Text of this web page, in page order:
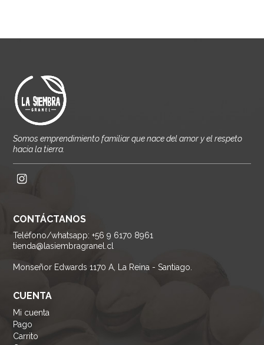
Somos emprendimiento familiar que nace del amor y el respeto
hacia la tierra.
CONTÁCTANOS
Teléfono/whatsapp: +56 9 6170 8961
tienda@lasiembragranel.cl
Monseñor Edwards 1170 A, La Reina - Santiago.
CUENTA
Mi cuenta
Pago
Carrito